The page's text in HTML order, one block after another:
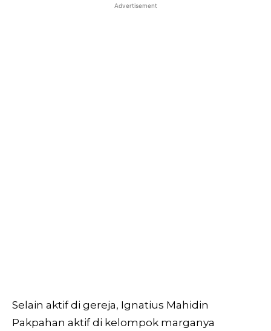
Advertisement
Selain aktif di gereja, Ignatius Mahidin
Pakpahan aktif di kelompok marganya